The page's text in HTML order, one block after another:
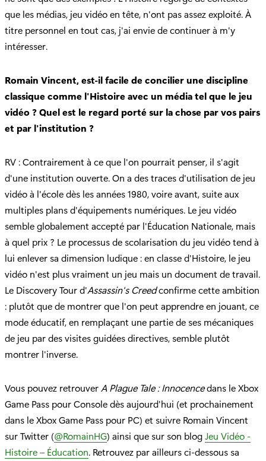
que les médias, jeu vidéo en tête, n'ont pas assez exploité. À
titre personnel en tout cas, j'ai envie de continuer à m'y
intéresser.
Romain Vincent, est-il facile de concilier une discipline
classique comme l'Histoire avec un média tel que le jeu
vidéo ? Quel est le regard porté sur la chose par vos pairs
et par l'institution ?
RV : Contrairement à ce que l'on pourrait penser, il s'agit
d'une institution ouverte. On a des traces d'utilisation de jeu
vidéo à l'école dès les années 1980, voire avant, suite aux
multiples plans d'équipements numériques. Le jeu vidéo
semble globalement accepté par l'Éducation Nationale, mais
à quel prix ? Le processus de scolarisation du jeu vidéo tend à
lui enlever sa dimension ludique : en classe d'Histoire, le jeu
vidéo n'est plus vraiment un jeu mais un document de travail.
Le Discovery Tour d'Assassin's Creedconfirme cette ambition
: plutôt que de montrer que l'on peut apprendre en jouant, ce
mode éducatif, en remplaçant une partie de ses mécaniques
de jeu par des visites guidées directives, semble plutôt
montrer l'inverse.
Vous pouvez retrouverA Plague Tale : Innocencedans le Xbox
Game Pass pour Console dès aujourd'hui (et prochainement
dans le Xbox Game Pass pour PC) et suivre Romain Vincent
sur Twitter (@RomainHG) ainsi que sur son blogJeu Vidéo -
Histoire – Éducation. Retrouvez par ailleurs ci-dessous sa